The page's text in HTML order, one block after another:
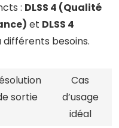
: DLSS 4 (Qualité
et DLSS 4
besoins.
sortie
Cas
d’usage
idéal